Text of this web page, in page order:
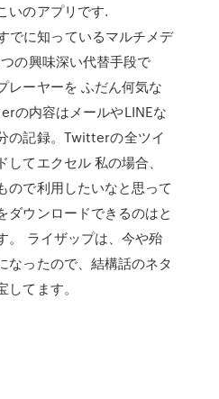
いのアプリです.
に知っているマルチメデ
の興味深い代替手段で
レーヤーを ふだん何気な
の内容はメールやLINEな
の記録。Twitterの全ツイ
てエクセル 私の場合、
ので利用したいなと思って
ダウンロードできるのはと
。 ライザップは、今や殆
なったので、結構話のネタ
てます。